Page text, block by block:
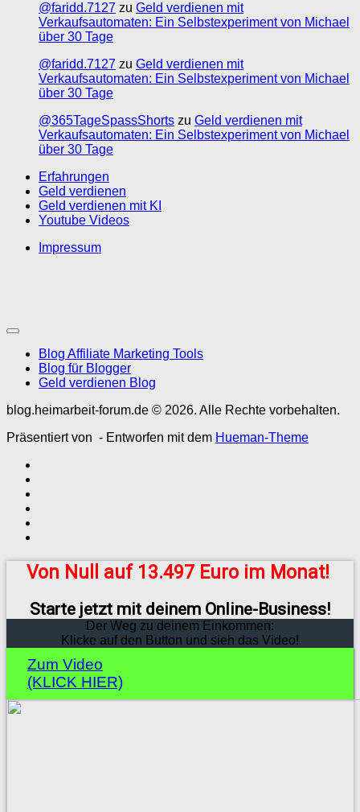
@faridd.7127 zu Geld verdienen mit
Verkaufsautomaten: Ein Selbstexperiment von Michael
über 30 Tage
@faridd.7127 zu Geld verdienen mit
Verkaufsautomaten: Ein Selbstexperiment von Michael
über 30 Tage
@365TageSpassShorts zu Geld verdienen mit
Verkaufsautomaten: Ein Selbstexperiment von Michael
über 30 Tage
Erfahrungen
Geld verdienen
Geld verdienen mit KI
Youtube Videos
Impressum
Blog Affiliate Marketing Tools
Blog für Blogger
Geld verdienen Blog
blog.heimarbeit-forum.de © 2026. Alle Rechte vorbehalten.
Präsentiert von - Entworfen mit dem Hueman-Theme
Von Null auf 13.497 Euro im Monat!
Starte jetzt mit deinem Online-Business!
Der Weg zu deinem Einkommen:
Klicke auf den Button und sieh das Video!
Zum Video
(KLICK HIER)